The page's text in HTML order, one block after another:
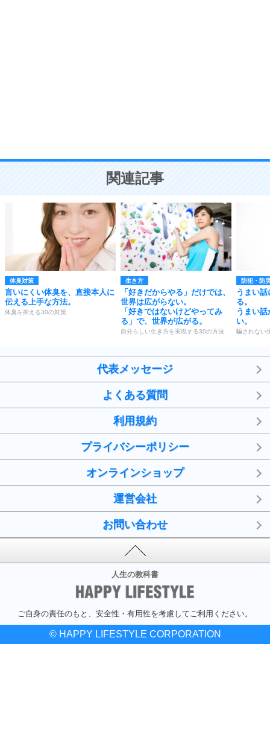
ことが大切。
関連記事
体臭対策
言いにくい体臭を、直接本人に
伝える上手な方法。
体臭を抑える30の対策
生き方
「好きだからやる」だけでは、
世界は広がらない。
「好きではないけどやってみ
る」で、世界が広がる。
自分らしい生き方を実現する30の方法
防犯・防
うまい
る。
うまい
い。
騙されない
代表メッセージ
よくある質問
利用規約
プライバシーポリシー
オンラインショップ
運営会社
お問い合わせ
人生の教科書
ご自身の責任のもと、安全性・有用性を考慮してご利用ください。
© HAPPY LIFESTYLE CORPORATION